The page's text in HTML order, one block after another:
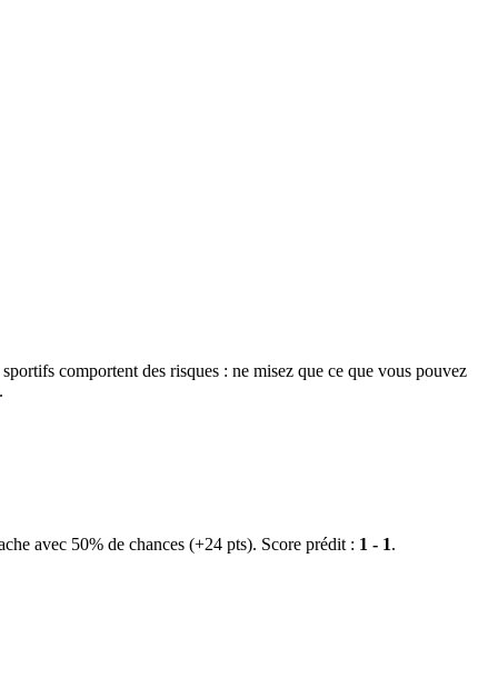
comportent des risques : ne misez que ce que vous pouvez
.
avec 50% de chances (+24 pts). Score prédit : 1 - 1.